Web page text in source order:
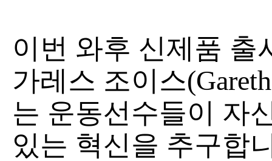
이번 와후 신제품 출
가레스 조이스
는 운동선수들이 자
있는 혁신을 추구합